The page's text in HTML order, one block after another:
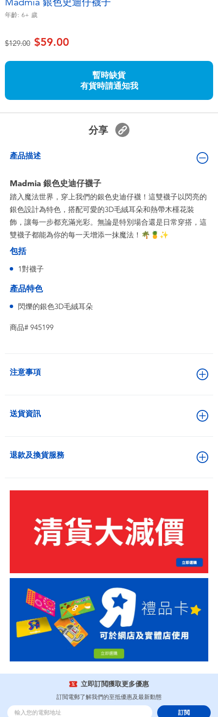
毛毛公仔玩具
夏日用品
盲盒
人氣角色
生活精品
年齡: 6+ 歲
價格從
$129.00至$59.00
暫時缺貨
有貨時請通知我
分享
產品描述
Madmia 銀色史迪仔襪子
踏入魔法世界，穿上我們的銀色史迪仔襪！這雙襪子以閃亮的
銀色設計為特色，搭配可愛的3D毛絨耳朵和熱帶木槿花裝
飾，讓每一步都充滿光彩。無論是特別場合還是日常穿搭，這
雙襪子都能為你的每一天增添一抹魔法！🌴🍍✨
包括
1對襪子
產品特色
閃爍的銀色3D毛絨耳朵
商品# 945199
注意事項
送貨資訊
退款及換貨服務
立即訂閲獲取更多優惠
訂閲電郵了解我們的至抵優惠及最新動態
訂閲